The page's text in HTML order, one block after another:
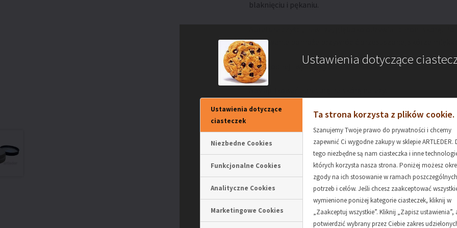
blaknięciu i pękaniu.
Apretura czyści, nawilża, głęboko odżywia i chroni skórę.
stosowanie pomoże przywrócić przesuszonej skórze
W wygodnej i wydajnej formie mleczka.
oczyścić produkt z kurzu poprzez przetarcie miękką
nanieść apreturę na miękką ściereczkę,
wypróbować działanie preparatu na małej
przetrzeć produkt,
odstawić do wchłonięcia w suchym miejscu, ale nie
kaloryfer,
po wchłonięciu można ponownie przetrzeć suchą
Chroni skóry gładkie przed promieniami słonecznymi i
Ustawienia dotyczące
Ustawienia dotyczące
ciasteczek
Niezbedne Cookies
Funkcjonalne Cookies
Analityczne Cookies
Marketingowe Cookies
Ta strona korzysta z plików cookie.
Szanujemy Twoje prawo do prywatności i chcemy
zapewnić Ci wygodne zakupy w sklepie ARTLEDER.
tego niezbędne są nam ciasteczka i inne
których korzysta nasza strona. Poniżej możesz
zgody na ich stosowanie w ramach poszczególnych
potrzeb i celów. Jeśli chcesz zaakceptować
wymienione poniżej kategorie ciasteczek, kliknij w
„Zaakceptuj wszystkie”. Kliknij „Zapisz ustawienia”,
potwierdzić wybrany przez Ciebie zakres